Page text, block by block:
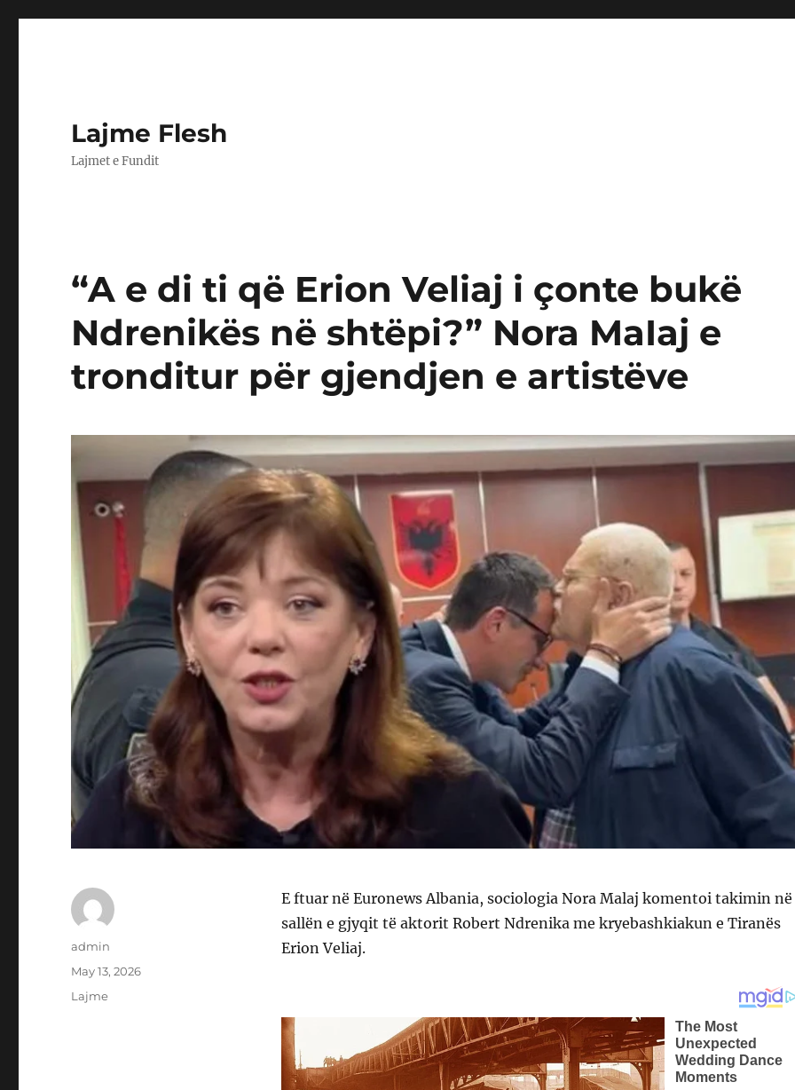
Lajme Flesh
Lajmet e Fundit
“A e di ti që Erion Veliaj i çonte bukë
Ndrenikës në shtëpi?” Nora MaIaj e
tronditur për gjendjen e artistëve
E ftuar në Euronews Albania, sociologia Nora Malaj komentoi takimin në
sallën e gjyqit të aktorit Robert Ndrenika me kryebashkiakun e Tiranës
Erion Veliaj.
Author
admin
Posted
May 13, 2026
Categories
Lajme